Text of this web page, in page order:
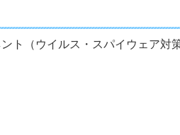
ト（ウイルス・スパイウェア